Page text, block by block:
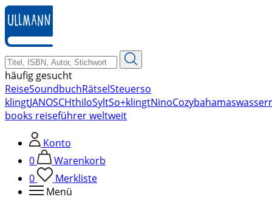
zum
Hauptinhalt
springen
häufig gesucht
ReiseSoundbuchRätselSteuerso
klingtJANOSCHthiloSyltSo+klingtNinoCozybahamas
books reiseführer weltweit
Konto
0
Warenkorb
0
Merkliste
Menü